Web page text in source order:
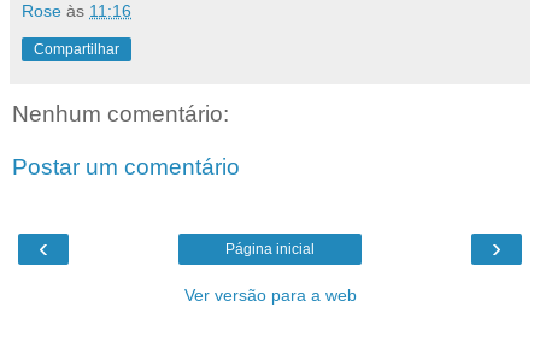
Rose às 11:16
Compartilhar
Nenhum comentário:
Postar um comentário
‹ ›
Página inicial
Ver versão para a web